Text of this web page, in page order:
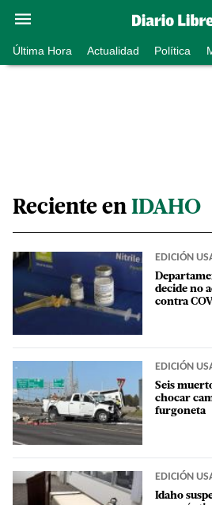
Última Hora Actualidad Política
Reciente en IDAHO
EDICIÓN
decide no
contra
EDICIÓN
Seis
chocar
furgoneta
EDICIÓN
Idaho